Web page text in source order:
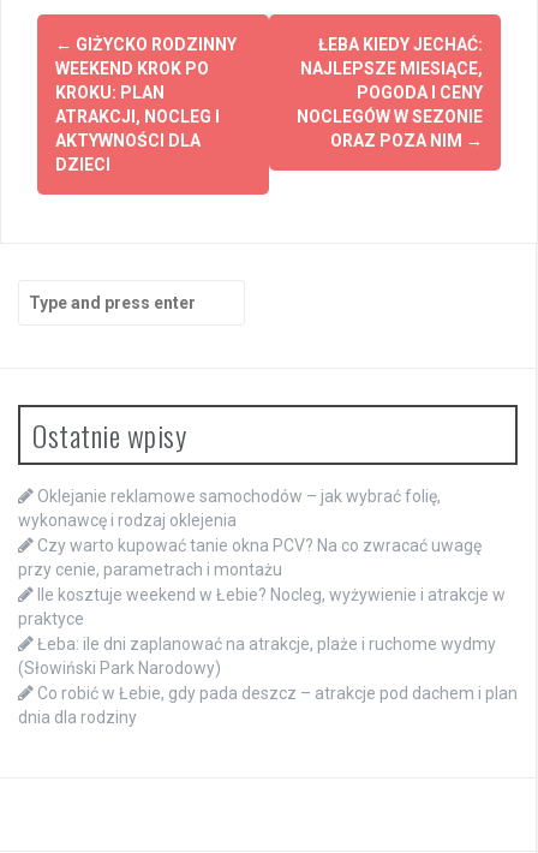
Post
navigation
← GIŻYCKO RODZINNY
WEEKEND KROK PO
KROKU: PLAN
ATRAKCJI, NOCLEG I
AKTYWNOŚCI DLA
DZIECI
ŁEBA KIEDY JECHAĆ:
NAJLEPSZE MIESIĄCE,
POGODA I CENY
NOCLEGÓW W SEZONIE
ORAZ POZA NIM →
for:
Ostatnie wpisy
Oklejanie reklamowe samochodów – jak wybrać folię,
wykonawcę i rodzaj oklejenia
Czy warto kupować tanie okna PCV? Na co zwracać uwagę
przy cenie, parametrach i montażu
Ile kosztuje weekend w Łebie? Nocleg, wyżywienie i atrakcje w
praktyce
Łeba: ile dni zaplanować na atrakcje, plaże i ruchome wydmy
(Słowiński Park Narodowy)
Co robić w Łebie, gdy pada deszcz – atrakcje pod dachem i plan
dnia dla rodziny